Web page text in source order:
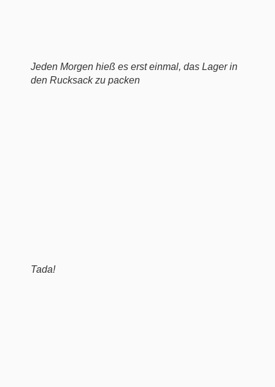
Jeden Morgen hieß es erst einmal, das Lager in
den Rucksack zu packen
Tada!